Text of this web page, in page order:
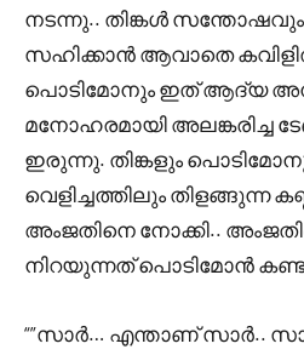
നടന്നു.. തിങ്കൾ
സഹിക്കാൻ ആവാതെ
പൊടിമോനും ഇത് ആദ്യ
മനോഹരമായി അലങ്കരിച്ച
ഇരുന്നു. തിങ്കളും
വെളിച്ചത്തിലും തിളങ്ങുന്ന
അംജതിനെ നോക്കി..
നിറയുന്നത് പൊടിമോൻ
“”സാർ… എന്താണ് സാർ..